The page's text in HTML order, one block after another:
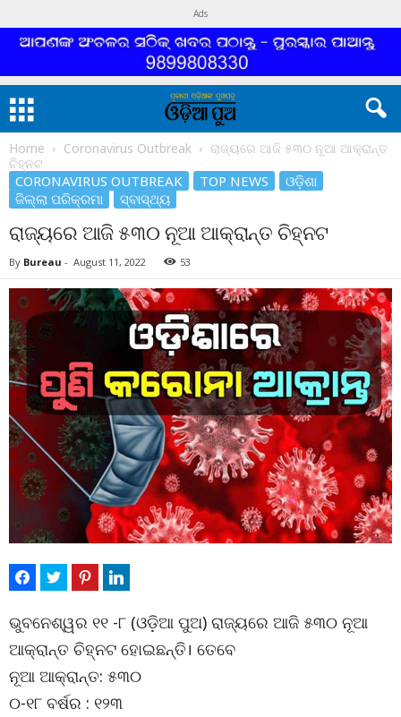
Ads
Home Coronavirus Outbreak
ରାଜ୍ୟରେ ଆଜି ୫୩୦ ନୂଆ ଆକ୍ରାନ୍ତ
ଚିହ୍ନଟ
CORONAVIRUS OUTBREAK TOP NEWS
ଓଡ଼ିଶା
ଜିଲ୍ଲା ପରିକ୍ରମା
ସ୍ବାସ୍ଥ୍ୟ
ରାଜ୍ୟରେ ଆଜି ୫୩୦ ନୂଆ ଆକ୍ରାନ୍ତ ଚିହ୍ନଟ
By Bureau - August 11, 2022 53
ଭୁବନେଶ୍ୱର ୧୧ -୮ (ଓଡ଼ିଆ ପୁଅ) ରାଜ୍ୟରେ ଆଜି ୫୩୦ ନୂଆ
ଆକ୍ରାନ୍ତ ଚିହ୍ନଟ ହୋଇଛନ୍ତି। ତେବେ
ନୂଆ ଆକ୍ରାନ୍ତ: ୫୩୦
୦-୧୮ ବର୍ଷର : ୧୨୩